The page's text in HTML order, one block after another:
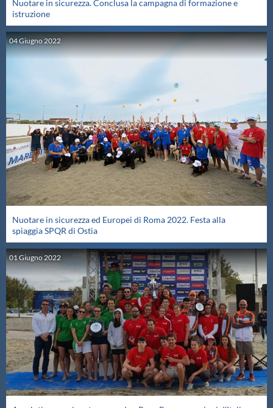
Nuotare in sicurezza. Conclusa la campagna di formazione e
istruzione
04Giugno2022
Nuotare in sicurezza ed Europei di Roma 2022. Festa alla
spiaggia SPQR di Ostia
01Giugno2022